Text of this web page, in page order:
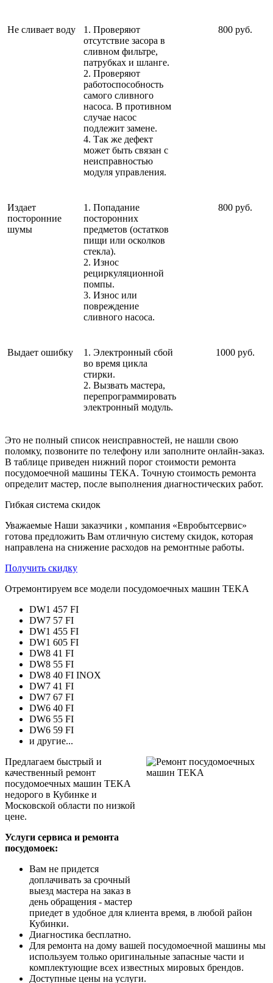
Не сливает воду
1. Проверяют
отсутствие засора в
сливном фильтре,
патрубках и шланге.
2. Проверяют
работоспособность
самого сливного
насоса. В противном
случае насос
подлежит замене.
4. Так же дефект
может быть связан с
неисправностью
модуля управления.
800 руб.
Издает
посторонние
шумы
1. Попадание
посторонних
предметов (остатков
пищи или осколков
стекла).
2. Износ
рециркуляционной
помпы.
3. Износ или
повреждение
сливного насоса.
800 руб.
Выдает ошибку
1. Электронный сбой
во время цикла
стирки.
2. Вызвать мастера,
перепрограммировать
электронный модуль.
1000 руб.
Это не полный список неисправностей, не нашли свою
поломку, позвоните по телефону или заполните онлайн-заказ.
В таблице приведен нижний порог стоимости ремонта
посудомоечной машины TEKA. Точную стоимость ремонта
определит мастер, после выполнения диагностических работ.
Гибкая система скидок
Уважаемые Наши заказчики , компания «Евробытсервис»
готова предложить Вам отличную систему скидок, которая
направлена на снижение расходов на ремонтные работы.
Получить скидку
Отремонтируем все модели посудомоечных машин TEKA
DW1 457 FI
DW7 57 FI
DW1 455 FI
DW1 605 FI
DW8 41 FI
DW8 55 FI
DW8 40 FI INOX
DW7 41 FI
DW7 67 FI
DW6 40 FI
DW6 55 FI
DW6 59 FI
и другие...
Предлагаем быстрый и
качественный ремонт
посудомоечных машин TEKA
недорого в Кубинке и
Московской области по низкой
цене.
Услуги сервиса и ремонта
посудомоек:
Вам не придется
доплачивать за срочный
выезд мастера на заказ в
день обращения - мастер
приедет в удобное для клиента время, в любой район
Кубинки.
Диагностика бесплатно.
Для ремонта на дому вашей посудомоечной машины мы
используем только оригинальные запасные части и
комплектующие всех известных мировых брендов.
Доступные цены на услуги.